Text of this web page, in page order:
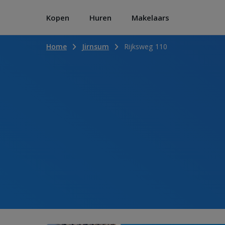
Kopen Huren Makelaars
Home Jirnsum Rijksweg 110